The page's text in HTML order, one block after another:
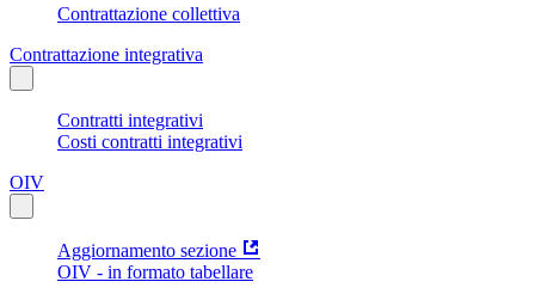
Contrattazione collettiva
Contrattazione integrativa
Contratti integrativi
Costi contratti integrativi
OIV
Aggiornamento sezione
OIV - in formato tabellare